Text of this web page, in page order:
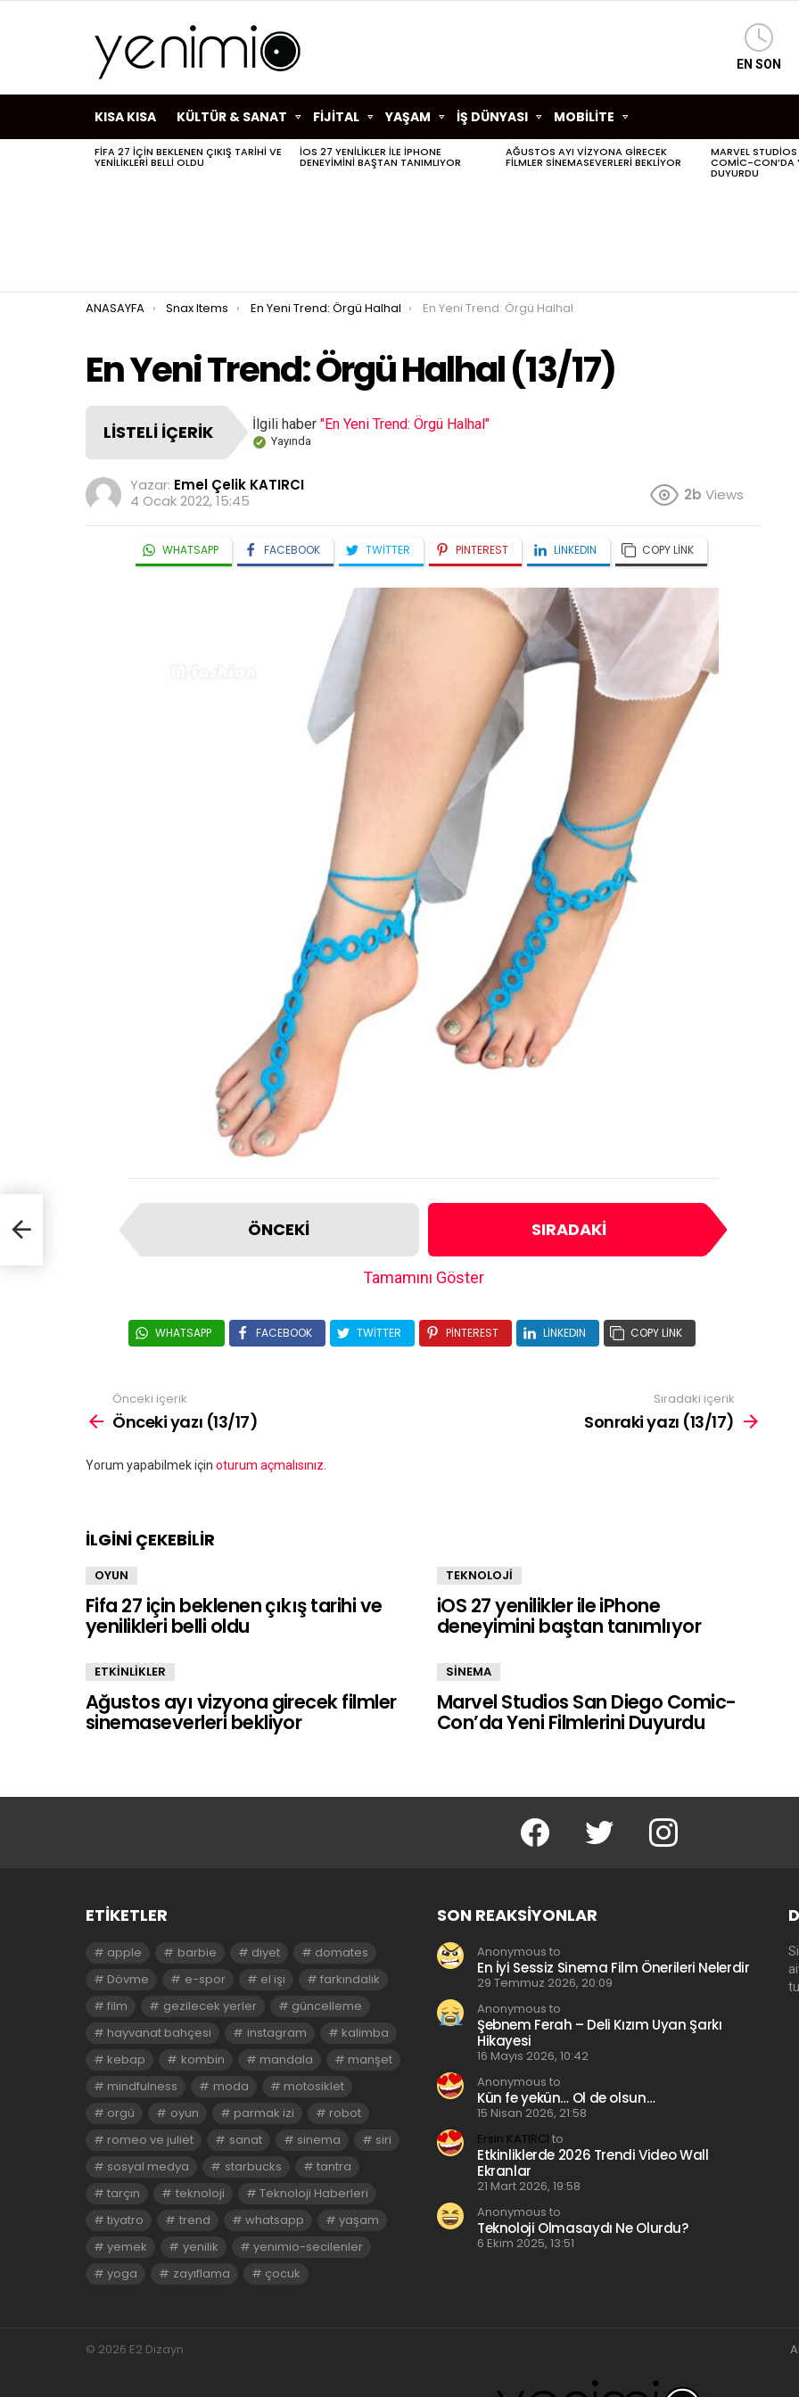
EN SON
KISA KISA KÜLTÜR & SANAT FİJİTAL YAŞAM İŞ DÜNYASI MOBİLİTE
SON
HABERLER
FIFA 27 IÇIN BEKLENEN ÇIKIŞ TARIHI VE
YENILIKLERI BELLI OLDU
IOS 27 YENILIKLER ILE IPHONE
DENEYIMINI BAŞTAN TANIMLIYOR
AĞUSTOS AYI VIZYONA GIRECEK
FILMLER SINEMASEVERLERI BEKLIYOR
MARVEL
COMIC-CON’DA
DUYURDU
You are here:
ANASAYFA Snax Items En Yeni Trend: Örgü Halhal En Yeni Trend: Örgü Halhal
En Yeni Trend: Örgü Halhal (13/17)
LISTELI İÇERIK İlgili haber "En Yeni Trend: Örgü Halhal"
Yayında
Yazar: Emel Çelik KATIRCI
4 Ocak 2022, 15:45
2b Views
WHATSAPP FACEBOOK TWITTER PINTEREST LINKEDIN COPY LINK
ÖNCEKI SIRADAKI
Tamamını Göster
WHATSAPP FACEBOOK TWITTER PINTEREST LINKEDIN COPY LINK
Önceki içerik
Önceki yazı (13/17)
Sıradaki içerik
Sonraki yazı (13/17)
Bir
Yorum yapabilmek için oturum açmalısınız
İLGİNİ ÇEKEBİLİR
OYUN
Fifa 27 için beklenen çıkış tarihi ve
yenilikleri belli oldu
TEKNOLOJİ
iOS 27 yenilikler ile iPhone
deneyimini baştan tanımlıyor
ETKİNLİKLER
Ağustos ayı vizyona girecek filmler
sinemaseverleri bekliyor
SİNEMA
Marvel Studios San Diego Comic-
Con’da Yeni Filmlerini Duyurdu
facebook twitter instagram
ETIKETLER
apple barbie diyet
domates
Dövme
e-spor el işi
farkındalık
film
gezilecek yerler
güncelleme
hayvanat bahçesi
instagram
kalimba
kebap
kombin mandala
manşet
mindfulness
moda
motosiklet
orgü
oyun parmak izi
robot
romeo ve juliet
sanat sinema
siri
sosyal medya
starbucks
tantra
tarçın
teknoloji
Teknoloji Haberleri
tiyatro
trend whatsapp
yaşam
yemek
yenilik
yenimio-secilenler
yoga
zayıflama çocuk
SON REAKSIYONLAR
Anonymous to
En İyi Sessiz Sinema Film Önerileri Nelerdir
29 Temmuz 2026, 20:09
Anonymous to
Şebnem Ferah – Deli Kızım Uyan Şarkı
Hikayesi
16 Mayıs 2026, 10:42
Anonymous to
Kün fe yekün… Ol de olsun…
15 Nisan 2026, 21:58
Ersin KATIRCI to
Etkinliklerde 2026 Trendi Video Wall
Ekranlar
21 Mart 2026, 19:58
Anonymous to
Teknoloji Olmasaydı Ne Olurdu?
6 Ekim 2025, 13:51
© 2026 E2 Dizayn